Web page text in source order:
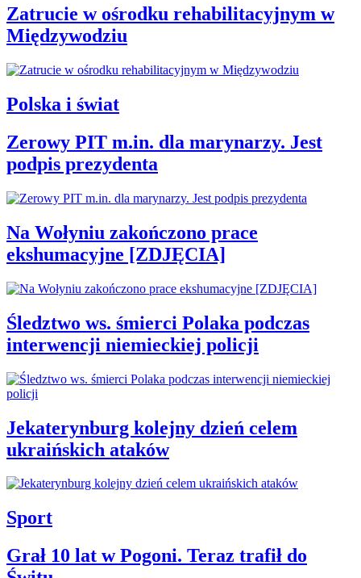
Zatrucie w ośrodku rehabilitacyjnym w
Międzywodziu
Polska i świat
Zerowy PIT m.in. dla marynarzy. Jest
podpis prezydenta
Na Wołyniu zakończono prace
ekshumacyjne [ZDJĘCIA]
Śledztwo ws. śmierci Polaka podczas
interwencji niemieckiej policji
Jekaterynburg kolejny dzień celem
ukraińskich ataków
Sport
Grał 10 lat w Pogoni. Teraz trafił do